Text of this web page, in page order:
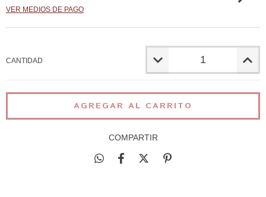
VER MEDIOS DE PAGO
CANTIDAD
COMPARTIR